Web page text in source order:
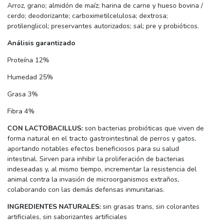
Arroz, grano; almidón de maíz; harina de carne y hueso bovina /
cerdo; deodorizante; carboximetilcelulosa; dextrosa;
protilenglicol; preservantes autorizados; sal; pre y probióticos.
Análisis garantizado
Proteína 12%
Humedad 25%
Grasa 3%
Fibra 4%
CON LACTOBACILLUS: son bacterias probióticas que viven de
forma natural en el tracto gastrointestinal de perros y gatos,
aportando notables efectos beneficiosos para su salud
intestinal. Sirven para inhibir la proliferación de bacterias
indeseadas y, al mismo tiempo, incrementar la resistencia del
animal contra la invasión de microorganismos extraños,
colaborando con las demás defensas inmunitarias.
INGREDIENTES NATURALES: sin grasas trans, sin colorantes
artificiales, sin saborizantes artificiales